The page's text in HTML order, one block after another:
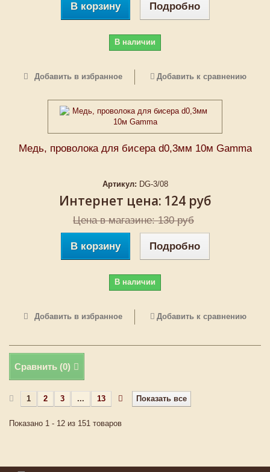
В корзину Подробно
В наличии
Добавить в избранное Добавить к сравнению
Медь, проволока для бисера d0,3мм 10м Gаmma
Артикул: DG-3/08
Интернет цена: 124 руб
Цена в магазине: 130 руб
В корзину Подробно
В наличии
Добавить в избранное Добавить к сравнению
Сравнить (0)
Показать все
1 2 3 ... 13
Показано 1 - 12 из 151 товаров